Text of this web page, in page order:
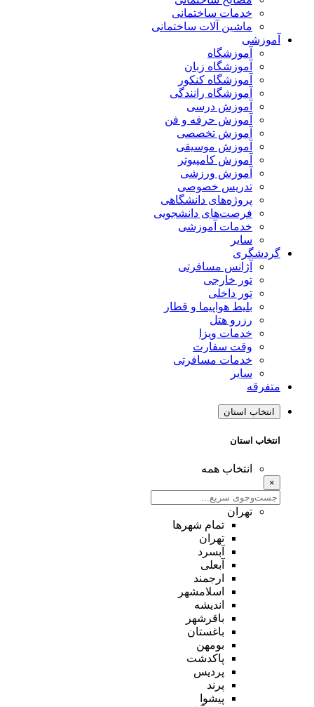
خدمات ساختمانی
ماشین آلات ساختمانی
آموزشی
آموزشگاه
آموزشگاه زبان
آموزشگاه کنکور
آموزشگاه رانندگی
آموزش درسی
آموزش حرفه و فن
آموزش تخصصی
آموزش موسیقی
آموزش کامپیوتر
آموزش ورزشی
تدریس خصوصی
پروژه‌های دانشگاهی
فرصت‌های دانشجویی
خدمات آموزشی
سایر
گردشگری
آژانس مسافرتی
تور خارجی
تور داخلی
بلیط هواپیما و قطار
رزرو هتل
خدمات ویزا
وقت سفارت
خدمات مسافرتی
سایر
متفرقه
انتخاب استان
انتخاب استان
انتخاب همه
×
تهران
تمام شهر‌ها
تهران
آبسرد
آبعلی
ارجمند
اسلامشهر
اندیشه
باقرشهر
باغستان
بومهن
پاکدشت
پردیس
پرند
پیشوا